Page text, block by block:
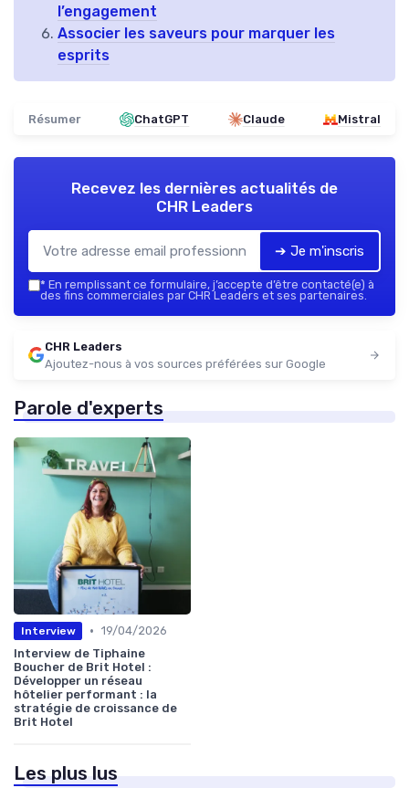
l’engagement
Associer les saveurs pour marquer les
esprits
Résumer ChatGPT Claude Mistral
Recevez les dernières actualités de
CHR Leaders
➔ Je m'inscris
* En remplissant ce formulaire, j’accepte d’être contacté(e) à
des fins commerciales par CHR Leaders et ses partenaires.
CHR Leaders
Ajoutez-nous à vos sources préférées sur Google
Parole d'experts
Interview • 19/04/2026
Interview de Tiphaine
Boucher de Brit Hotel :
Développer un réseau
hôtelier performant : la
stratégie de croissance de
Brit Hotel
Les plus lus